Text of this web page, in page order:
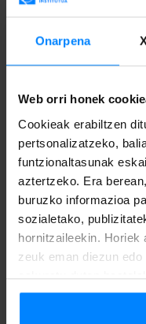
Onarpena
Web orri honek
Cookieak erabiltzen
pertsonalizatzeko,
funtzionaltasunak
aztertzeko. Era
buruzko informazioa
sozialetako,
hornitzaileekin. Horiek
zeuk eman diezun
eskuratu duten